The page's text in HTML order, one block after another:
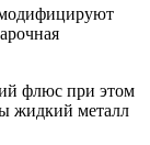
модифицируют
флюс при этом
жидкий металл